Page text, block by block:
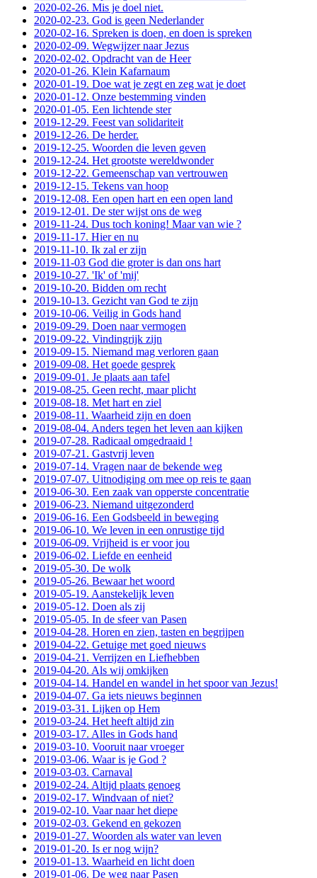
2020-02-26. Mis je doel niet.
2020-02-23. God is geen Nederlander
2020-02-16. Spreken is doen, en doen is spreken
2020-02-09. Wegwijzer naar Jezus
2020-02-02. Opdracht van de Heer
2020-01-26. Klein Kafarnaum
2020-01-19. Doe wat je zegt en zeg wat je doet
2020-01-12. Onze bestemming vinden
2020-01-05. Een lichtende ster
2019-12-29. Feest van solidariteit
2019-12-26. De herder.
2019-12-25. Woorden die leven geven
2019-12-24. Het grootste wereldwonder
2019-12-22. Gemeenschap van vertrouwen
2019-12-15. Tekens van hoop
2019-12-08. Een open hart en een open land
2019-12-01. De ster wijst ons de weg
2019-11-24. Dus toch koning! Maar van wie ?
2019-11-17. Hier en nu
2019-11-10. Ik zal er zijn
2019-11-03 God die groter is dan ons hart
2019-10-27. 'Ik' of 'mij'
2019-10-20. Bidden om recht
2019-10-13. Gezicht van God te zijn
2019-10-06. Veilig in Gods hand
2019-09-29. Doen naar vermogen
2019-09-22. Vindingrijk zijn
2019-09-15. Niemand mag verloren gaan
2019-09-08. Het goede gesprek
2019-09-01. Je plaats aan tafel
2019-08-25. Geen recht, maar plicht
2019-08-18. Met hart en ziel
2019-08-11. Waarheid zijn en doen
2019-08-04. Anders tegen het leven aan kijken
2019-07-28. Radicaal omgedraaid !
2019-07-21. Gastvrij leven
2019-07-14. Vragen naar de bekende weg
2019-07-07. Uitnodiging om mee op reis te gaan
2019-06-30. Een zaak van opperste concentratie
2019-06-23. Niemand uitgezonderd
2019-06-16. Een Godsbeeld in beweging
2019-06-10. We leven in een onrustige tijd
2019-06-09. Vrijheid is er voor jou
2019-06-02. Liefde en eenheid
2019-05-30. De wolk
2019-05-26. Bewaar het woord
2019-05-19. Aanstekelijk leven
2019-05-12. Doen als zij
2019-05-05. In de sfeer van Pasen
2019-04-28. Horen en zien, tasten en begrijpen
2019-04-22. Getuige met goed nieuws
2019-04-21. Verrijzen en Liefhebben
2019-04-20. Als wij omkijken
2019-04-14. Handel en wandel in het spoor van Jezus!
2019-04-07. Ga iets nieuws beginnen
2019-03-31. Lijken op Hem
2019-03-24. Het heeft altijd zin
2019-03-17. Alles in Gods hand
2019-03-10. Vooruit naar vroeger
2019-03-06. Waar is je God ?
2019-03-03. Carnaval
2019-02-24. Altijd plaats genoeg
2019-02-17. Windvaan of niet?
2019-02-10. Vaar naar het diepe
2019-02-03. Gekend en gekozen
2019-01-27. Woorden als water van leven
2019-01-20. Is er nog wijn?
2019-01-13. Waarheid en licht doen
2019-01-06. De weg naar Pasen